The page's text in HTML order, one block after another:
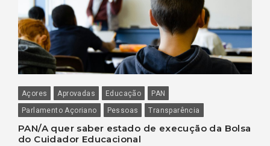
Açores Aprovadas Educação
PAN
Parlamento Açoriano
Pessoas Transparência
PAN/A quer saber estado de execução da Bolsa
do Cuidador Educacional